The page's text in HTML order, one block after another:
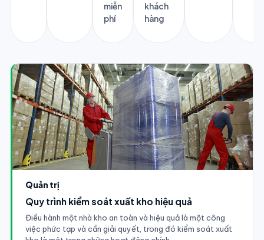
miễn
phí
khách
hàng
Quản trị
Quy trình kiểm soát xuất kho hiệu quả
Điều hành một nhà kho an toàn và hiệu quả là một công
việc phức tạp và cần giải quyết, trong đó kiểm soát xuất